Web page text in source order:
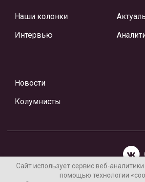
Наши колонки
Интервью
Новости
Колумнисты
Материалы предоставлены
Сайт использует сервис веб-
помощью технологии